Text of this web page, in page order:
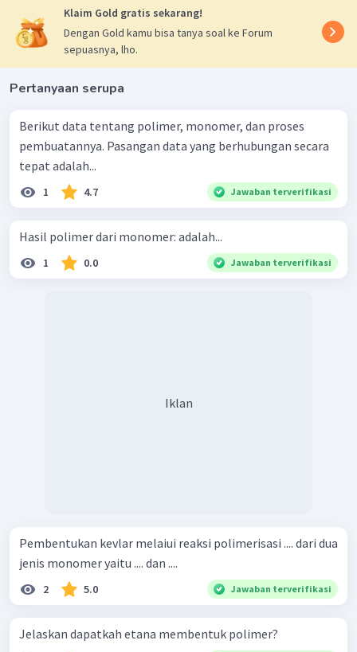
Klaim Gold gratis sekarang!
Dengan Gold kamu bisa tanya soal ke Forum
sepuasnya, lho.
Pertanyaan serupa
Berikut data tentang polimer, monomer, dan proses
pembuatannya. Pasangan data yang berhubungan secara
tepat adalah...
1 4.7 Jawaban terverifikasi
Hasil polimer dari monomer: adalah...
1 0.0 Jawaban terverifikasi
Iklan
Pembentukan kevlar melaiui reaksi polimerisasi .... dari dua
jenis monomer yaitu .... dan ....
2 5.0 Jawaban terverifikasi
Jelaskan dapatkah etana membentuk polimer?